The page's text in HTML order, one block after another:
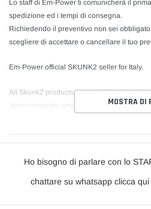
Lo staff di Em-Power ti comunicherà il
spedizione ed i tempi di consegna.
Richiedendo il preventivo non sei
scegliere di accettare o cancellare il tuo
Em-Power official SKUNK2 seller for Italy.
All Skunk2 products are carefully planned
latest computer simulation and modeling
track testing to ensure proper performance
For these reasons, top street cars and
MOSTRA DI
Ho bisogno di parlare con lo
chattare su whatsapp clicca qui